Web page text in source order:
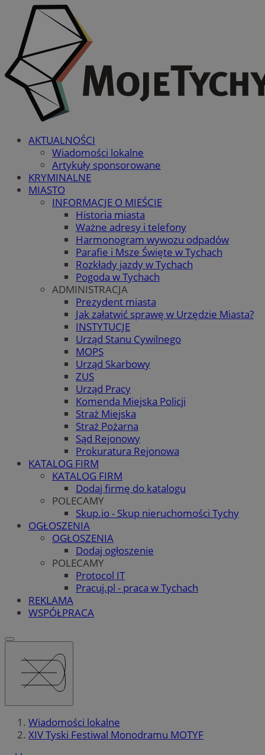
AKTUALNOŚCI
Wiadomości lokalne
Artykuły sponsorowane
KRYMINALNE
MIASTO
INFORMACJE O MIEŚCIE
Historia miasta
Ważne adresy i telefony
Harmonogram wywozu odpadów
Parafie i Msze Święte w Tychach
Rozkłady jazdy w Tychach
Pogoda w Tychach
ADMINISTRACJA
Prezydent miasta
Jak załatwić sprawę w Urzędzie Miasta?
INSTYTUCJE
Urząd Stanu Cywilnego
MOPS
Urząd Skarbowy
ZUS
Urząd Pracy
Komenda Miejska Policji
Straż Miejska
Straż Pożarna
Sąd Rejonowy
Prokuratura Rejonowa
KATALOG FIRM
KATALOG FIRM
Dodaj firmę do katalogu
POLECAMY
Skup.io - Skup nieruchomości Tychy
OGŁOSZENIA
OGŁOSZENIA
Dodaj ogłoszenie
POLECAMY
Protocol IT
Pracuj.pl - praca w Tychach
REKLAMA
WSPÓŁPRACA
Wiadomości lokalne
XIV Tyski Festiwal Monodramu MOTYF